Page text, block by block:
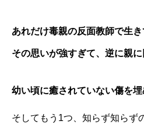
あれだけ毒親の反面教師で生
その思いが強すぎて、逆に親に
幼い頃に癒されていない傷を
そしてもう1つ、知らず知らず